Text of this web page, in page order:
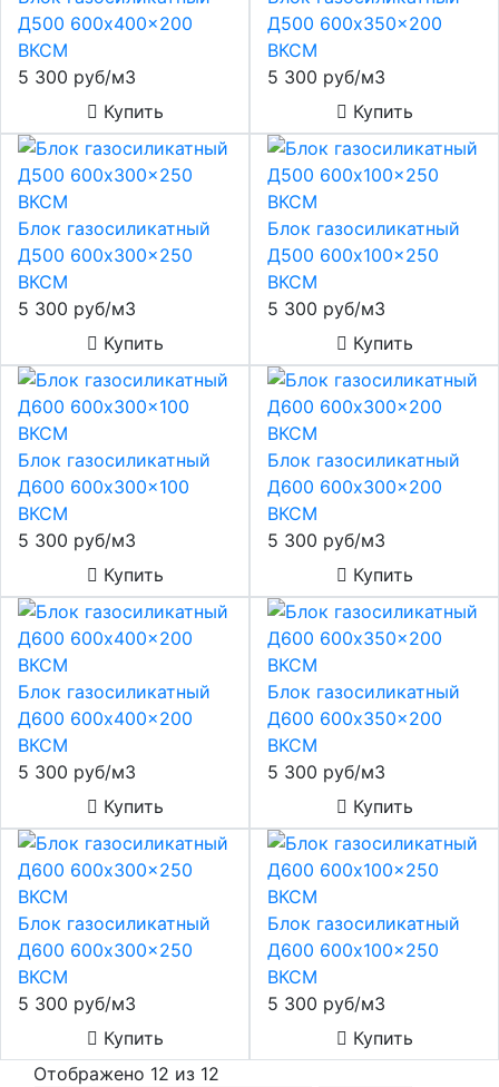
Д500 600x400x200
ВКСМ
5 300 руб/м3
Купить
Д500 600x350x200
ВКСМ
5 300 руб/м3
Купить
Блок газосиликатный
Д500 600x300x250
ВКСМ
5 300 руб/м3
Купить
Блок газосиликатный
Д500 600x100x250
ВКСМ
5 300 руб/м3
Купить
Блок газосиликатный
Д600 600x300x100
ВКСМ
5 300 руб/м3
Купить
Блок газосиликатный
Д600 600x300x200
ВКСМ
5 300 руб/м3
Купить
Блок газосиликатный
Д600 600x400x200
ВКСМ
5 300 руб/м3
Купить
Блок газосиликатный
Д600 600x350x200
ВКСМ
5 300 руб/м3
Купить
Блок газосиликатный
Д600 600x300x250
ВКСМ
5 300 руб/м3
Купить
Блок газосиликатный
Д600 600x100x250
ВКСМ
5 300 руб/м3
Купить
Отображено 12 из 12